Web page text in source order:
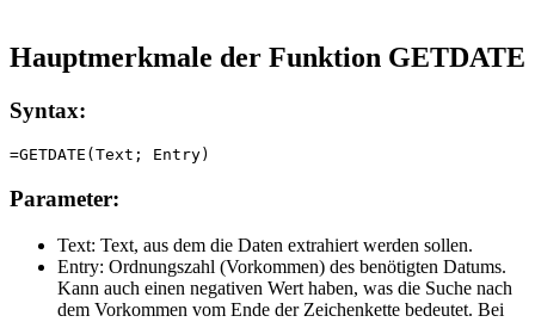
Hauptmerkmale der Funktion GETDATE
Syntax:
Parameter:
Text: Text, aus dem die Daten extrahiert werden sollen.
Entry: Ordnungszahl (Vorkommen) des benötigten Datums.
Kann auch einen negativen Wert haben, was die Suche nach
dem Vorkommen vom Ende der Zeichenkette bedeutet. Bei